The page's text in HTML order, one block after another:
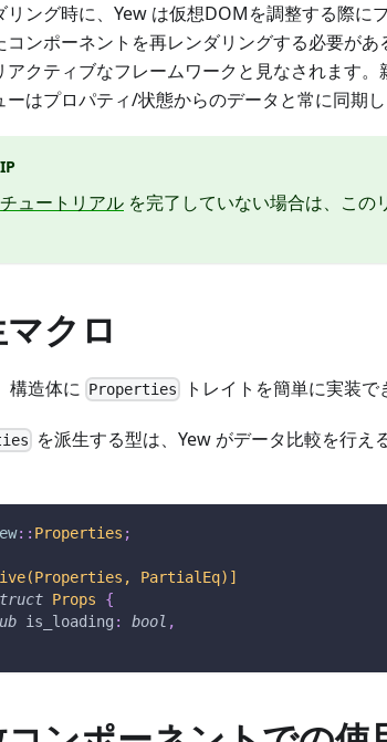
リング時に、Yew は仮想DOMを調整する際に
コンポーネントを再レンダリングする必要が
アクティブなフレームワークと見なされます
ーはプロパティ/状態からのデータと常に同期し
チュートリアル を完了していない場合は、この
クロ
構造体に Properties トレイトを簡単に実装で
を派生する型は、Yew がデータ比較を行え
:: Properties ;
PartialEq)]
Props
{
is_loading : bool ,